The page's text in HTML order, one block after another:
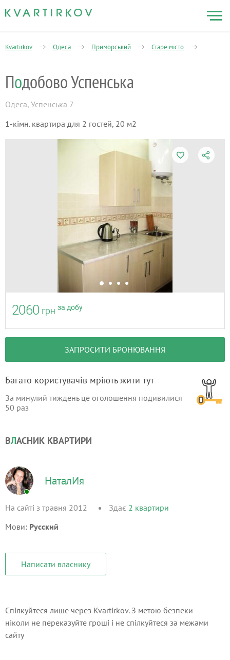
Kvartirkov Одеса Приморський Старе місто 1-
Подобово Успенська
Одеса, Успенська 7
1-кімн. квартира для 2 гостей, 20 м2
2060 грн за добу
ЗАПРОСИТИ БРОНЮВАННЯ
Багато користувачів мріють жити тут
За минулий тиждень це оголошення подивилися
50 раз
ВЛАСНИК КВАРТИРИ
НаталИя
На сайті з травня 2012 Здає 2 квартири
Мови: Русский
Написати власнику
Спілкуйтеся лише через Kvartirkov. З метою безпеки
ніколи не переказуйте гроші і не спілкуйтеся за межами
сайту